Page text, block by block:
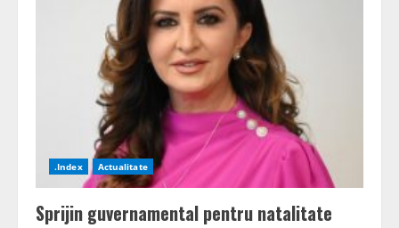
întâmplă
cu
adăposturile
de
protecție
civilă
.Index Actualitate
Sprijin guvernamental pentru natalitate